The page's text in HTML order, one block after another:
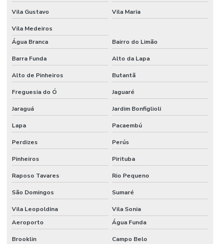
Vila Gustavo Vila Maria
Vila Medeiros
Água Branca
Bairro do Limão
Barra Funda Alto da Lapa
Alto de Pinheiros Butantã
Freguesia do Ó Jaguaré
Jaraguá Jardim Bonfiglioli
Lapa Pacaembú
Perdizes Perús
Pinheiros Pirituba
Raposo Tavares Rio Pequeno
São Domingos Sumaré
Vila Leopoldina
Vila Sonia
Aeroporto
Água Funda
Brooklin Campo Belo